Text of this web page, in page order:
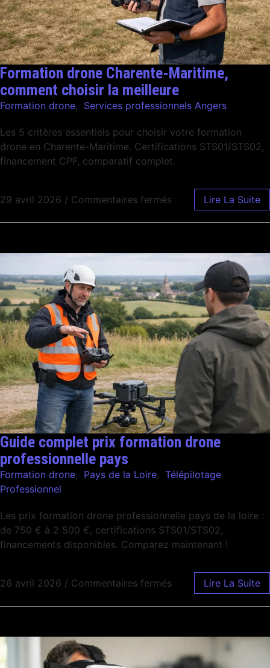
Formation drone Charente-Maritime,
comment choisir la meilleure
Formation drone, Services professionnels Angers
Les 5 critères essentiels pour choisir votre formation
drone en Charente-Maritime. Certifications STS01/STS02,
financement CPF, comparatif complet.
29 avril 2026 / Commentaires fermés Lire La Suite
Guide complet prix formation drone
professionnelle pays
Formation drone, Pays de la Loire, Télépilotage
Professionnel
Les prix formation drone professionnelle pays de la loire :
de 750 € à 2 500 €, certifications STS01/STS02,
financements disponibles. Comparez maintenant !
26 avril 2026 / Commentaires fermés Lire La Suite